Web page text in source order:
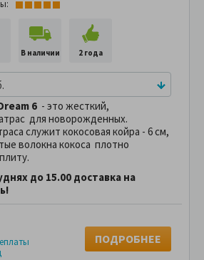
В наличии 2 года
6 - это жесткий,
для новорожденных.
служит кокосовая койра - 6 см,
волокна кокоса плотно
до 15.00 доставка на
ПОДРОБНЕЕ